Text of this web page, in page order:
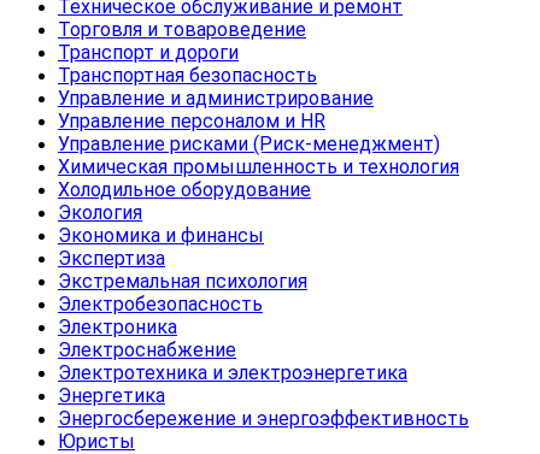
Техническое обслуживание и ремонт
Торговля и товароведение
Транспорт и дороги
Транспортная безопасность
Управление и администрирование
Управление персоналом и HR
Управление рисками (Риск-менеджмент)
Химическая промышленность и технология
Холодильное оборудование
Экология
Экономика и финансы
Экспертиза
Экстремальная психология
Электробезопасность
Электроника
Электроснабжение
Электротехника и электроэнергетика
Энергетика
Энергосбережение и энергоэффективность
Юристы